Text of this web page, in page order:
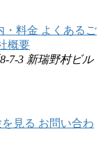
・料金 よくあるご
概要
7-3 新瑞野村ビル
見る お問い合わ